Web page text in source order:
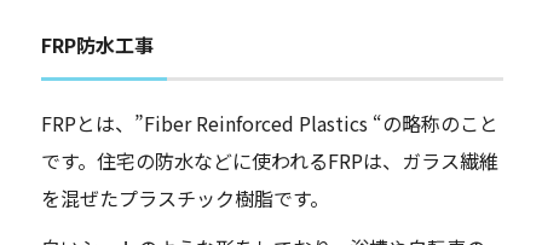
FRP防水工事
FRPとは、”Fiber Reinforced Plastics “の略称のこと
です。住宅の防水などに使われるFRPは、ガラス繊維
を混ぜたプラスチック樹脂です。